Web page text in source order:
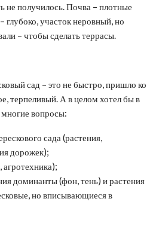
не получилось. Почва – плотные
глубоко, участок неровный, но
– чтобы сделать террасы.
сад – это не быстро, пришло ко
терпеливый. А в целом хотел бы в
многие вопросы:
сада (растения,
дорожек);
агротехника);
доминанты (фон, тень) и растения
но вписывающиеся в